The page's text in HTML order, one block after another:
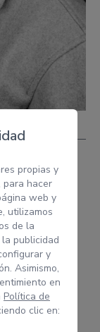
propias y
para hacer
web y
utilizamos
de la
publicidad
y
Asimismo,
en
Política de
clic en: